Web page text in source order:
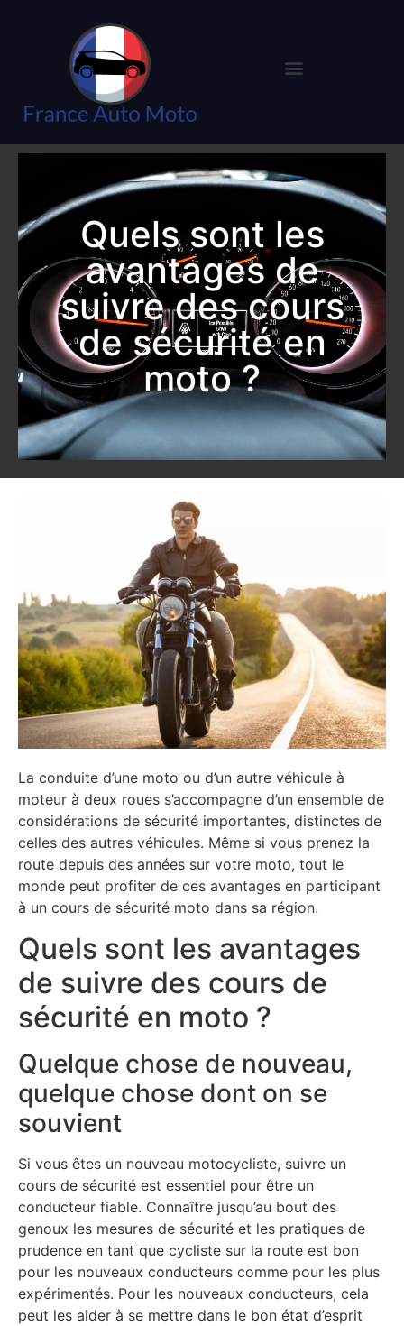
Quels sont les
avantages de
suivre des cours
de sécurité en
moto ?
La conduite d’une moto ou d’un autre véhicule à
moteur à deux roues s’accompagne d’un ensemble de
considérations de sécurité importantes, distinctes de
celles des autres véhicules. Même si vous prenez la
route depuis des années sur votre moto, tout le
monde peut profiter de ces avantages en participant
à un cours de sécurité moto dans sa région.
Quels sont les avantages
de suivre des cours de
sécurité en moto ?
Quelque chose de nouveau,
quelque chose dont on se
souvient
Si vous êtes un nouveau motocycliste, suivre un
cours de sécurité est essentiel pour être un
conducteur fiable. Connaître jusqu’au bout des
genoux les mesures de sécurité et les pratiques de
prudence en tant que cycliste sur la route est bon
pour les nouveaux conducteurs comme pour les plus
expérimentés. Pour les nouveaux conducteurs, cela
peut les aider à se mettre dans le bon état d’esprit